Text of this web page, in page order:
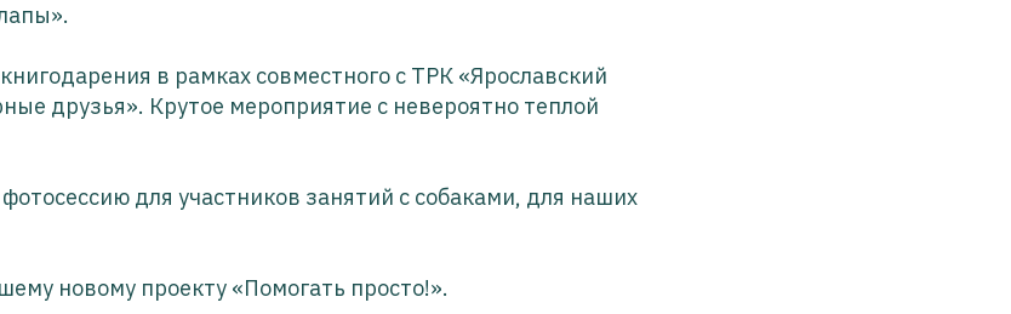
в рамках совместного с ТРК «Ярославский
друзья». Крутое мероприятие с невероятно теплой
для участников занятий с собаками, для наших
новому проекту «Помогать просто!».